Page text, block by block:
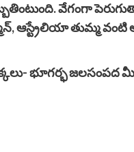
వేగంగా
ఆస్ట్రేలియా తుమ్మ
భూగర్భ